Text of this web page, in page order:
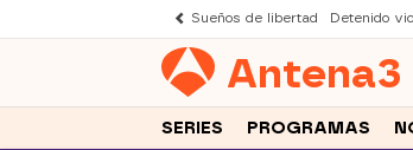
Sueños de libertad Detenido
Antena3
SERIES PROGRAMAS